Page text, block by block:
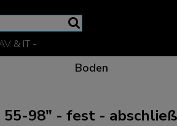
& IT -
Boden
98" - fest -